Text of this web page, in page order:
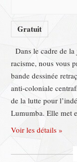
Gratuit
Dans le cadre de
racisme, nous vous
bande dessinée
anti-coloniale
de la lutte pour
Lumumba. Elle met
Voir les détails »